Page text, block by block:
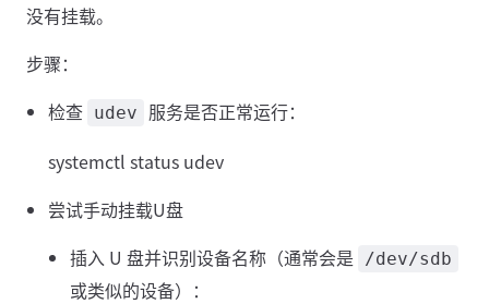
没有挂载。
步骤：
检查 udev
服务是否正常运行：
systemctl status udev
尝试手动挂载U盘
插入 U 盘并识别设备名称（通常会是
/dev/sdb
或类似的设备）：